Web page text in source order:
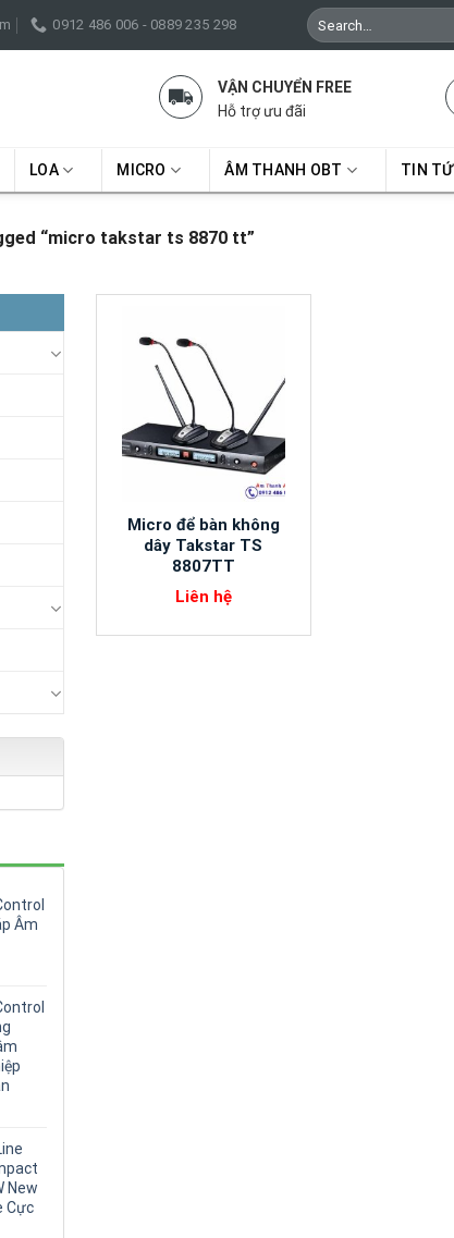
0912 486 006 - 0889 235 298
Search
for:
VẬN CHUYỂN FREE
Hỗ trợ ưu đãi
LOA MICRO ÂM THANH OBT TIN
“micro takstar ts 8870 tt”
Âm
New
Cực
Micro để bàn không
dây Takstar TS
8807TT
Liên hệ